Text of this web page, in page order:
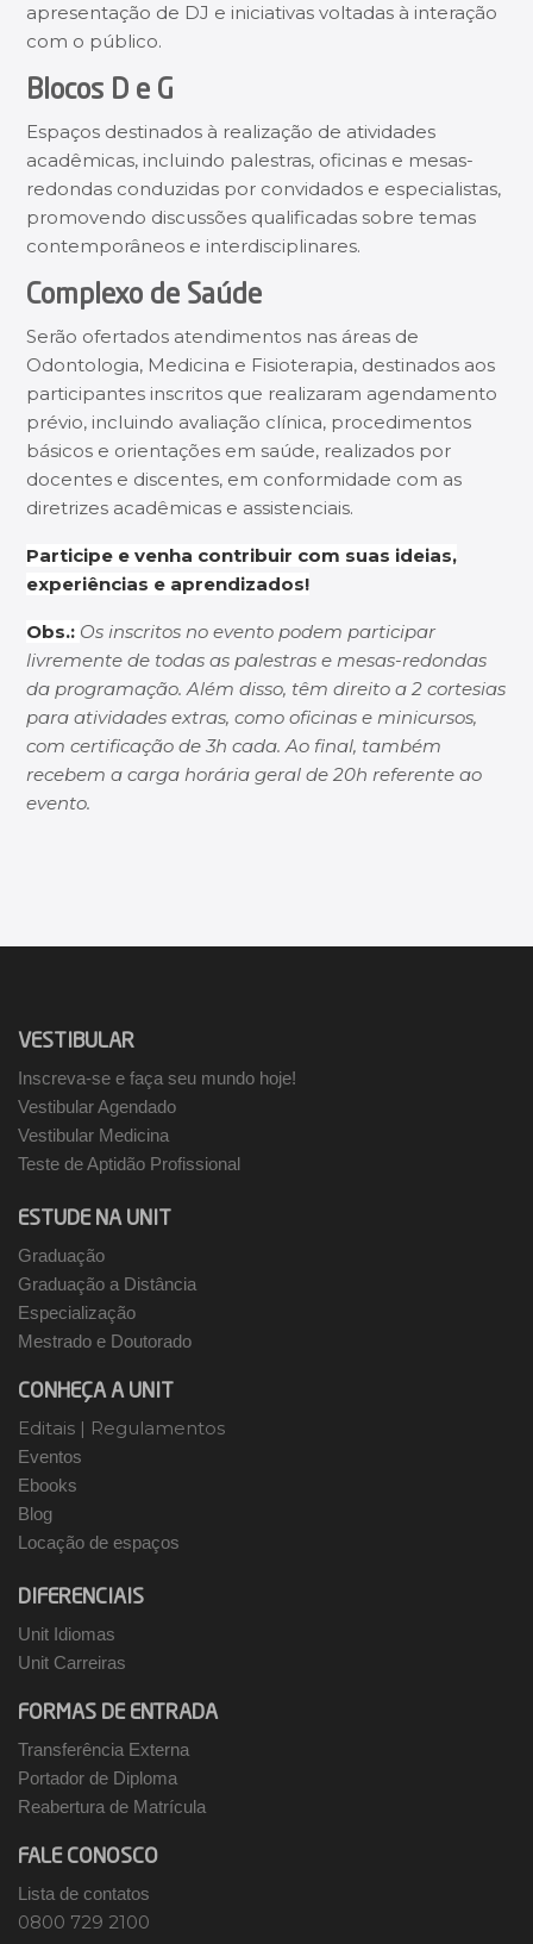
apresentação de DJ e iniciativas voltadas à interação
com o público.
Blocos D e G
Espaços destinados à realização de atividades
acadêmicas, incluindo palestras, oficinas e mesas-
redondas conduzidas por convidados e especialistas,
promovendo discussões qualificadas sobre temas
contemporâneos e interdisciplinares.
Complexo de Saúde
Serão ofertados atendimentos nas áreas de
Odontologia, Medicina e Fisioterapia, destinados aos
participantes inscritos que realizaram agendamento
prévio, incluindo avaliação clínica, procedimentos
básicos e orientações em saúde, realizados por
docentes e discentes, em conformidade com as
diretrizes acadêmicas e assistenciais.
Participe e venha contribuir com suas ideias,
experiências e aprendizados!
Obs.: Os inscritos no evento podem participar
livremente de todas as palestras e mesas-redondas
da programação. Além disso, têm direito a 2 cortesias
para atividades extras, como oficinas e minicursos,
com certificação de 3h cada. Ao final, também
recebem a carga horária geral de 20h referente ao
evento.
VESTIBULAR
Inscreva-se e faça seu mundo hoje!
Vestibular Agendado
Vestibular Medicina
Teste de Aptidão Profissional
ESTUDE NA UNIT
Graduação
Graduação a Distância
Especialização
Mestrado e Doutorado
CONHEÇA A UNIT
Editais | Regulamentos
Eventos
Ebooks
Blog
Locação de espaços
DIFERENCIAIS
Unit Idiomas
Unit Carreiras
FORMAS DE ENTRADA
Transferência Externa
Portador de Diploma
Reabertura de Matrícula
FALE CONOSCO
Lista de contatos
0800 729 2100